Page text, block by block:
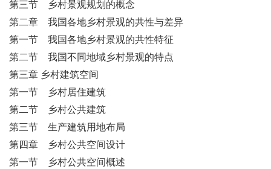
第三节 乡村景观规划的概念
第二章 我国各地乡村景观的共性与差异
第一节 我国各地乡村景观的共性特征
第二节 我国不同地域乡村景观的特点
第三章 乡村建筑空间
第一节 乡村居住建筑
第二节 乡村公共建筑
第三节 生产建筑用地布局
第四章 乡村公共空间设计
第一节 乡村公共空间概述